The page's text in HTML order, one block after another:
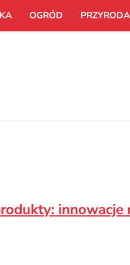
OGRÓD PRZYRODA
innowacje